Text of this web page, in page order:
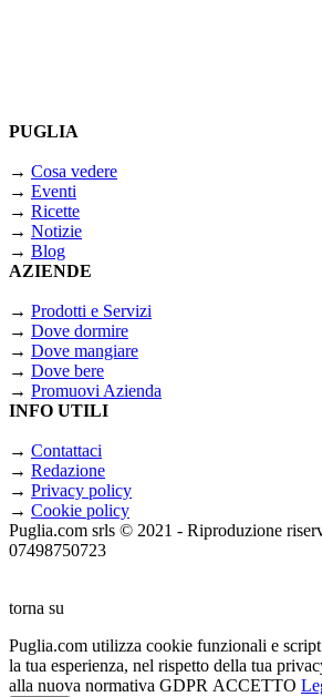
PUGLIA
→ Cosa vedere
→ Eventi
→ Ricette
→ Notizie
→ Blog
AZIENDE
→ Prodotti e Servizi
→ Dove dormire
→ Dove mangiare
→ Dove bere
→ Promuovi Azienda
INFO UTILI
→ Contattaci
→ Redazione
→ Privacy policy
→ Cookie policy
Puglia.com srls © 2021 - Riproduzione
07498750723
torna su
Puglia.com utilizza cookie funzionali e
la tua esperienza, nel rispetto della tua
alla nuova normativa GDPR ACCETTO